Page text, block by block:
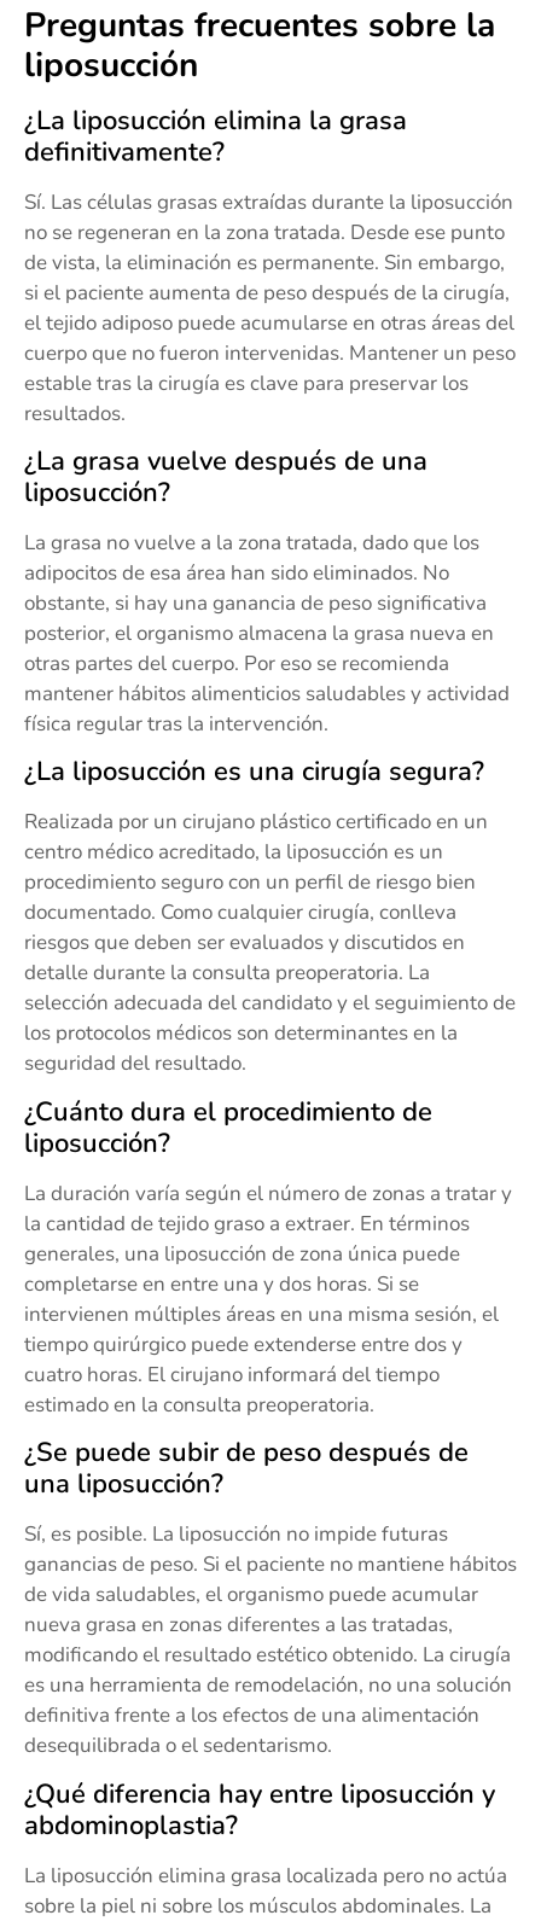
Preguntas frecuentes sobre la
liposucción
¿La liposucción elimina la grasa
definitivamente?
Sí. Las células grasas extraídas durante la liposucción
no se regeneran en la zona tratada. Desde ese punto
de vista, la eliminación es permanente. Sin embargo,
si el paciente aumenta de peso después de la cirugía,
el tejido adiposo puede acumularse en otras áreas del
cuerpo que no fueron intervenidas. Mantener un peso
estable tras la cirugía es clave para preservar los
resultados.
¿La grasa vuelve después de una
liposucción?
La grasa no vuelve a la zona tratada, dado que los
adipocitos de esa área han sido eliminados. No
obstante, si hay una ganancia de peso significativa
posterior, el organismo almacena la grasa nueva en
otras partes del cuerpo. Por eso se recomienda
mantener hábitos alimenticios saludables y actividad
física regular tras la intervención.
¿La liposucción es una cirugía segura?
Realizada por un cirujano plástico certificado en un
centro médico acreditado, la liposucción es un
procedimiento seguro con un perfil de riesgo bien
documentado. Como cualquier cirugía, conlleva
riesgos que deben ser evaluados y discutidos en
detalle durante la consulta preoperatoria. La
selección adecuada del candidato y el seguimiento de
los protocolos médicos son determinantes en la
seguridad del resultado.
¿Cuánto dura el procedimiento de
liposucción?
La duración varía según el número de zonas a tratar y
la cantidad de tejido graso a extraer. En términos
generales, una liposucción de zona única puede
completarse en entre una y dos horas. Si se
intervienen múltiples áreas en una misma sesión, el
tiempo quirúrgico puede extenderse entre dos y
cuatro horas. El cirujano informará del tiempo
estimado en la consulta preoperatoria.
¿Se puede subir de peso después de
una liposucción?
Sí, es posible. La liposucción no impide futuras
ganancias de peso. Si el paciente no mantiene hábitos
de vida saludables, el organismo puede acumular
nueva grasa en zonas diferentes a las tratadas,
modificando el resultado estético obtenido. La cirugía
es una herramienta de remodelación, no una solución
definitiva frente a los efectos de una alimentación
desequilibrada o el sedentarismo.
¿Qué diferencia hay entre liposucción y
abdominoplastia?
La liposucción elimina grasa localizada pero no actúa
sobre la piel ni sobre los músculos abdominales. La